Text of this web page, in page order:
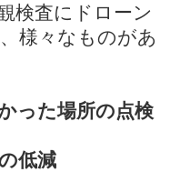
検査にドローン
様々なものがあ
った場所の点検
低減